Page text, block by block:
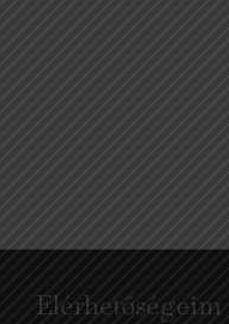
Elérhetőségeim